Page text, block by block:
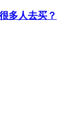
多人去买？